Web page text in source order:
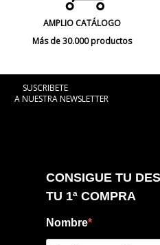
AMPLIO CATÁLOGO
Más de 30.000 productos
SUSCRIBETE
A NUESTRA NEWSLETTER